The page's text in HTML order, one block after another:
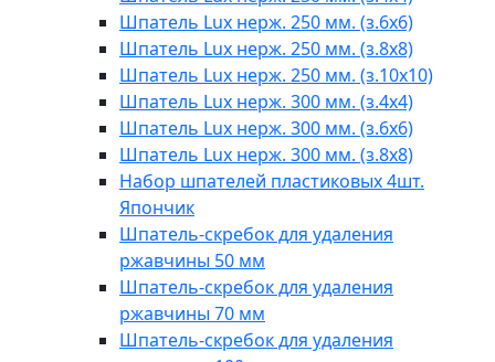
Шпатель Lux нерж. 250 мм. (з.6х6)
Шпатель Lux нерж. 250 мм. (з.8х8)
Шпатель Lux нерж. 250 мм. (з.10х10)
Шпатель Lux нерж. 300 мм. (з.4х4)
Шпатель Lux нерж. 300 мм. (з.6х6)
Шпатель Lux нерж. 300 мм. (з.8х8)
Набор шпателей пластиковых 4шт.
Япончик
Шпатель-скребок для удаления
ржавчины 50 мм
Шпатель-скребок для удаления
ржавчины 70 мм
Шпатель-скребок для удаления